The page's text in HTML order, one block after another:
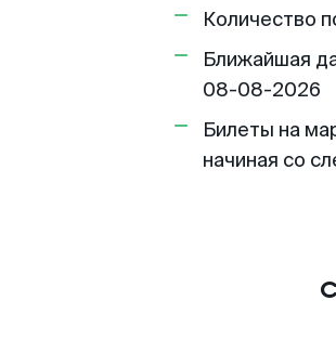
Количество
Ближайшая
08-08-2026
Билеты на
начиная со